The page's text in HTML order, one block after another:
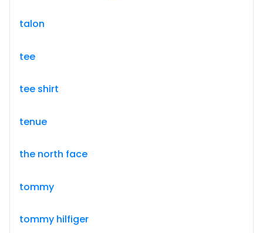
talon
tee
tee shirt
tenue
the north face
tommy
tommy hilfiger